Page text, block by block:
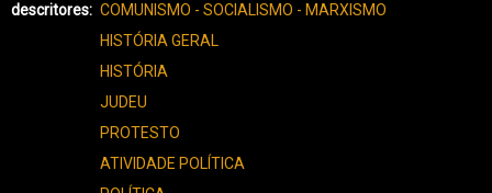
descritores
COMUNISMO - SOCIALISMO - MARXISMO
HISTÓRIA GERAL
HISTÓRIA
JUDEU
PROTESTO
ATIVIDADE POLÍTICA